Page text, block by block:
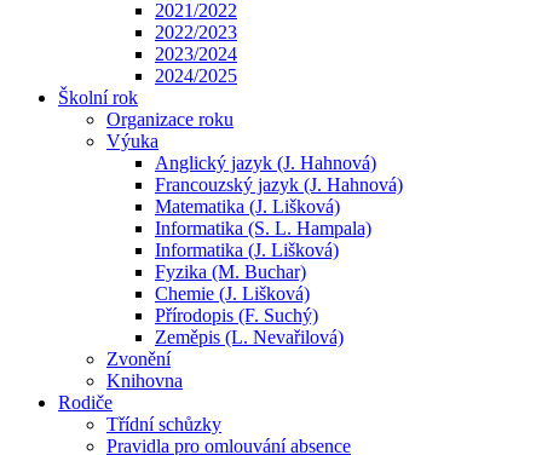
2021/2022
2022/2023
2023/2024
2024/2025
Školní rok
Organizace roku
Výuka
Anglický jazyk (J. Hahnová)
Francouzský jazyk (J. Hahnová)
Matematika (J. Lišková)
Informatika (S. L. Hampala)
Informatika (J. Lišková)
Fyzika (M. Buchar)
Chemie (J. Lišková)
Přírodopis (F. Suchý)
Zeměpis (L. Nevařilová)
Zvonění
Knihovna
Rodiče
Třídní schůzky
Pravidla pro omlouvání absence